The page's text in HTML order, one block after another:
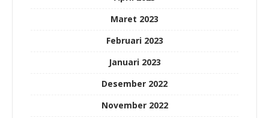
Maret 2023
Februari 2023
Januari 2023
Desember 2022
November 2022